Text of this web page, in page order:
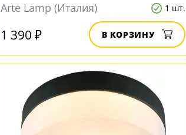
Arte Lamp (Италия)
1 шт.
1 390 ₽ В КОРЗИНУ